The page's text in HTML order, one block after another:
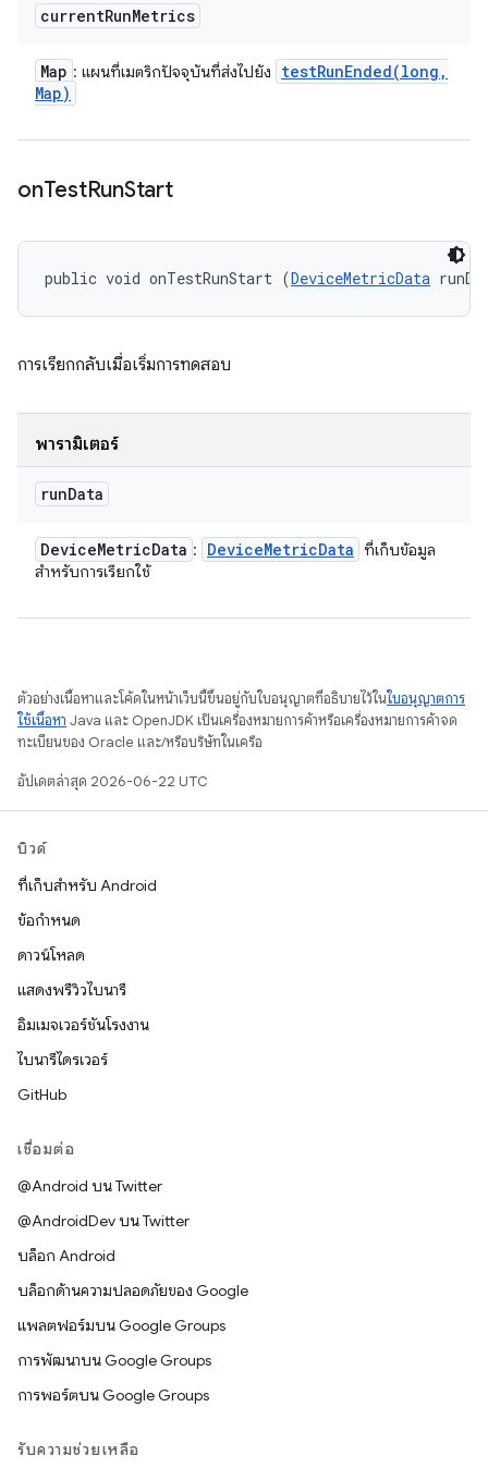
currentRunMetrics
Map : แผนที่เมตริกปัจจุบันที่ส่งไปยัง testRunEnded(long ,
Map)
onTestRunStart
public void onTestRunStart (DeviceMetricData
การเรียกกลับเมื่อเริ่มการทดสอบ
พารามิเตอร์
runData
DeviceMetricData : DeviceMetricData ที่เก็บข้อมูล
สําหรับการเรียกใช้
ตัวอย่างเนื้อหาและโค้ดในหน้าเว็บนี้ขึ้นอยู่กับใบอนุญาตที่อธิบายไว้ในใบอนุญาตการ
ใช้เนื้อหา Java และ OpenJDK เป็นเครื่องหมายการค้าหรือเครื่องหมายการค้าจด
ทะเบียนของ Oracle และ/หรือบริษัทในเครือ
อัปเดตล่าสุด 2026-06-22 UTC
บิวด์
ที่เก็บสำหรับ Android
ข้อกำหนด
ดาวน์โหลด
แสดงพรีวิวไบนารี
อิมเมจเวอร์ชันโรงงาน
ไบนารีไดรเวอร์
GitHub
เชื่อมต่อ
@Android บน Twitter
@AndroidDev บน Twitter
บล็อก Android
บล็อกด้านความปลอดภัยของ Google
แพลตฟอร์มบน Google Groups
การพัฒนาบน Google Groups
การพอร์ตบน Google Groups
รับความช่วยเหลือ